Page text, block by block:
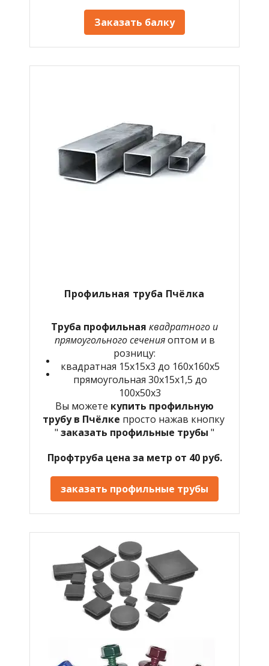
Заказать балку
Профильная труба Пчёлка
Труба профильная квадратного и
прямоугольного сеченияоптом и в
розницу:
квадратная 15х15х3 до 160х160х5
прямоугольная 30х15х1,5 до
100х50х3
Вы можете купить профильную
трубу в Пчёлке просто нажав кнопку
" заказать профильные трубы "
Профтруба цена за метр от 40 руб.
заказать профильные трубы